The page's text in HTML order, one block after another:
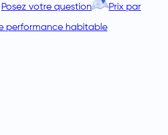
Posez votre question Prix par
performance habitable